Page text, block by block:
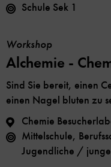
Schule Sek 1
Workshop
Alchemie -
Sind Sie bereit, einen
einen Nagel bluten zu
Chemie
Mittelschule,
Jugendliche / junge